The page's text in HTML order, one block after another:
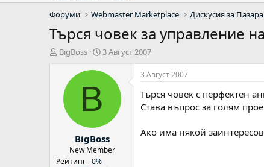
Форуми
Webmaster Marketplace Дискусия за Пазара
Търся човек за управление
А
BigBoss
Н
ч
д
а
т
3 Август 2007
B
BigBoss
New Member
Рейтинг -0%
3 Август 2007
Търся човек с перфектен
Става въпрос за голям
Ако има някой